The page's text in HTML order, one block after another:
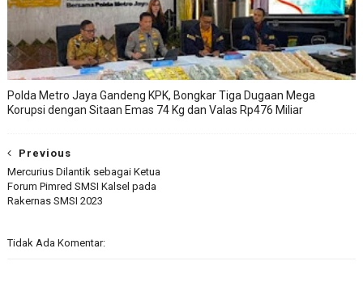
Polda Metro Jaya Gandeng KPK, Bongkar Tiga Dugaan Mega
Korupsi dengan Sitaan Emas 74 Kg dan Valas Rp476 Miliar
Previous
Mercurius Dilantik sebagai Ketua
Forum Pimred SMSI Kalsel pada
Rakernas SMSI 2023
Tidak Ada Komentar: